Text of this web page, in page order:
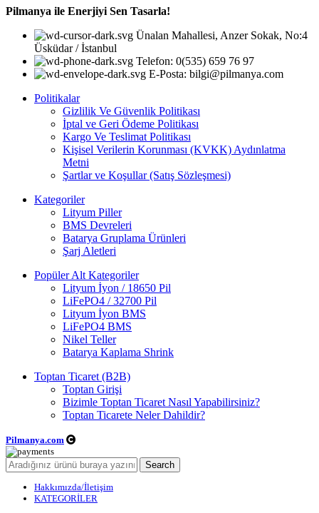
Pilmanya ile Enerjiyi Sen Tasarla!
Ünalan Mahallesi, Anzer Sokak, No:4
Üsküdar / İstanbul
Telefon: 0(535) 659 76 97
E-Posta: bilgi@pilmanya.com
Politikalar
Gizlilik Ve Güvenlik Politikası
İptal ve Geri Ödeme Politikası
Kargo Ve Teslimat Politikası
Kişisel Verilerin Korunması (KVKK) Aydınlatma
Metni
Şartlar ve Koşullar (Satış Sözleşmesi)
Kategoriler
Lityum Piller
BMS Devreleri
Batarya Gruplama Ürünleri
Şarj Aletleri
Popüler Alt Kategoriler
Lityum İyon / 18650 Pil
LiFePO4 / 32700 Pil
Lityum İyon BMS
LiFePO4 BMS
Nikel Teller
Batarya Kaplama Shrink
Toptan Ticaret (B2B)
Toptan Girişi
Bizimle Toptan Ticaret Nasıl Yapabilirsiniz?
Toptan Ticarete Neler Dahildir?
Pilmanya.com
Search
Hakkımızda/İletişim
KATEGORİLER